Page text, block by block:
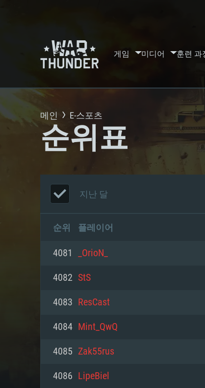
게임 미디어 훈련 과
메인 E-스포츠
순위표
지난 달
순위 플레이어
4081 _OrioN_
4082 StS
4083 ResCast
4084 Mint_QwQ
4085 Zak55rus
4086 LipeBiel